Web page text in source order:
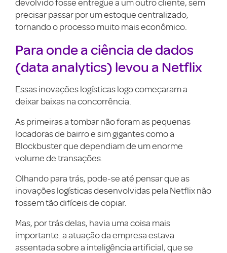
devolvido fosse entregue a um outro cliente, sem
precisar passar por um estoque centralizado,
tornando o processo muito mais econômico.
Para onde a ciência de dados
(data analytics) levou a Netflix
Essas inovações logísticas logo começaram a
deixar baixas na concorrência.
As primeiras a tombar não foram as pequenas
locadoras de bairro e sim gigantes como a
Blockbuster que dependiam de um enorme
volume de transações.
Olhando para trás, pode-se até pensar que as
inovações logísticas desenvolvidas pela Netflix não
fossem tão difíceis de copiar.
Mas, por trás delas, havia uma coisa mais
importante: a atuação da empresa estava
assentada sobre a inteligência artificial, que se